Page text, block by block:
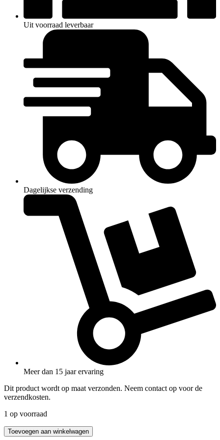
Uit voorraad leverbaar
Dagelijkse verzending
Meer dan 15 jaar ervaring
Dit product wordt op maat verzonden. Neem contact op voor de
verzendkosten.
1 op voorraad
RE20224
Toevoegen aan winkelwagen